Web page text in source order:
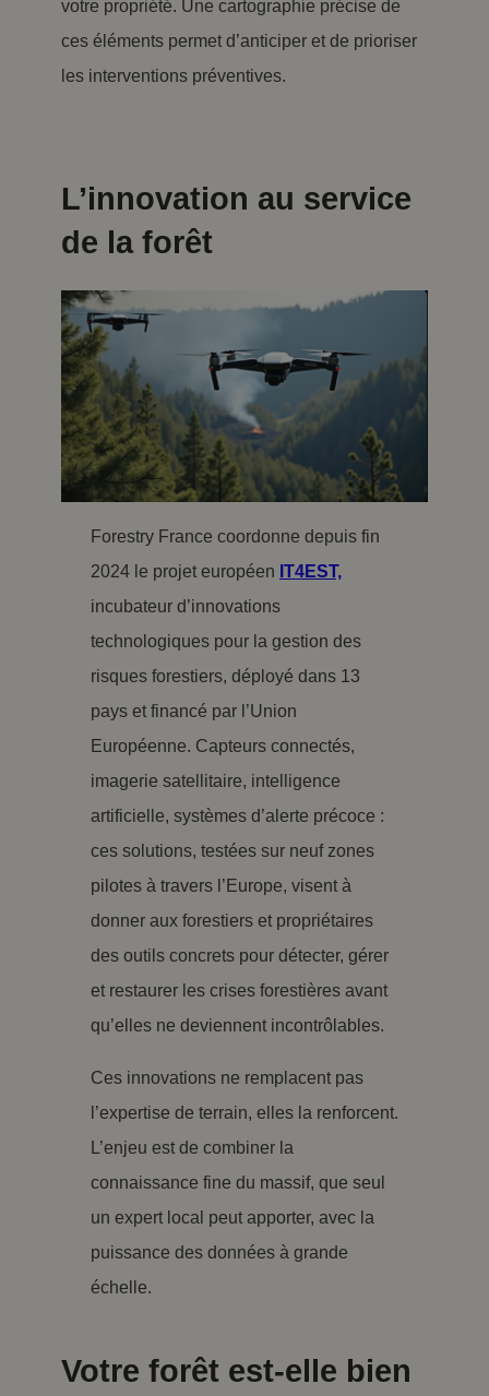
votre propriété. Une cartographie précise de
ces éléments permet d’anticiper et de prioriser
les interventions préventives.
L’innovation au service
de la forêt
Forestry France coordonne depuis fin
2024 le projet européen IT4EST,
incubateur d’innovations
technologiques pour la gestion des
risques forestiers, déployé dans 13
pays et financé par l’Union
Européenne. Capteurs connectés,
imagerie satellitaire, intelligence
artificielle, systèmes d’alerte précoce :
ces solutions, testées sur neuf zones
pilotes à travers l’Europe, visent à
donner aux forestiers et propriétaires
des outils concrets pour détecter, gérer
et restaurer les crises forestières avant
qu’elles ne deviennent incontrôlables.
Ces innovations ne remplacent pas
l’expertise de terrain, elles la renforcent.
L’enjeu est de combiner la
connaissance fine du massif, que seul
un expert local peut apporter, avec la
puissance des données à grande
échelle.
Votre forêt est-elle bien